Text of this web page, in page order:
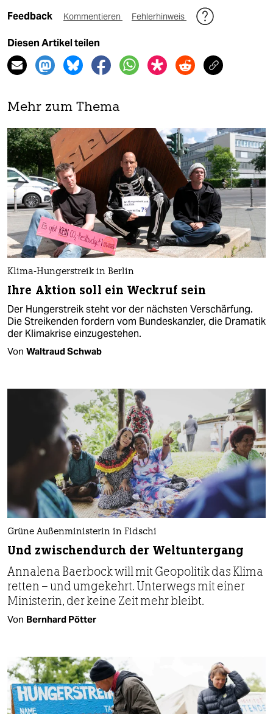
Feedback Kommentieren Fehlerhinweis
Diesen Artikel teilen
Mehr zum Thema
Klima-Hungerstreik in Berlin
Ihre Aktion soll ein Weckruf sein
Der Hungerstreik steht vor der nächsten Verschärfung.
Die Streikenden fordern vom Bundeskanzler, die Dramatik
der Klimakrise einzugestehen.
Von Waltraud Schwab
Grüne Außenministerin in Fidschi
Und zwischendurch der Weltuntergang
Annalena Baerbock will mit Geopolitik das Klima
retten – und umgekehrt. Unterwegs mit einer
Ministerin, der keine Zeit mehr bleibt.
Von Bernhard Pötter